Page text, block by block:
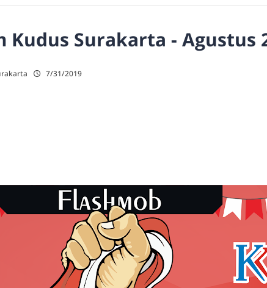
Kudus Surakarta - Agustus
7/31/2019